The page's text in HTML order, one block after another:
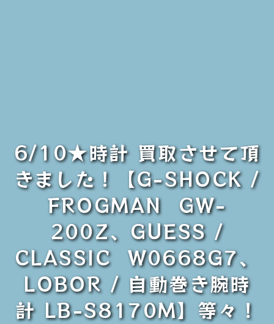
6/10★時計 買取させて頂
きました！【G-SHOCK /
FROGMAN GW-
200Z、GUESS /
CLASSIC W0668G7、
LOBOR / 自動巻き腕時
計 LB-S8170M】等々！